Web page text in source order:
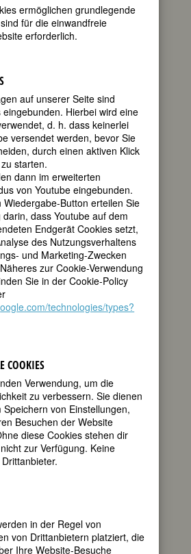
Wochen war in der
einem Stararchitekten
Namen habe ich
Zeit, noch in
Stararchitekten,
anderen. Den Namen
vergessen.
heutzutage nur noch
Warum musste die
immerhin eine Sendung,
will, diese beiden
so hochjubeln, als
Privatfernsehen und sähen
sucht den Superstar“?
über die Berufe nach,
mit dem Etikett „Star“
Da haben wir den
den Starverteidiger und
Starbässe und Starrichter
nicht. Auch keine
wohl aber Star-
den Köchen gibt es
aber die heißen
oder Starmaler?
Ziemlich willkürlich
Haufen, diese
mir.
gibt es auch nicht,
wir in der Sparte
Fußballstars, Filmstars,
und vor allem
Oktober wurde Liszts 200.
und immer wieder
Liszt sei ein echter
Käßmann sagten die
sie hätte Starqualitäten
ermöglichen grundlegende
für die einwandfreie
erforderlich.
auf unserer Seite sind
eingebunden. Hierbei wird eine
d. h. dass keinerlei
versendet werden, bevor Sie
durch einen aktiven Klick
starten.
dann im erweiterten
von Youtube eingebunden.
Wiedergabe-Button erteilen Sie
dass Youtube auf dem
Endgerät Cookies setzt,
des Nutzungsverhaltens
und Marketing-Zwecken
zur Cookie-Verwendung
Sie in der Cookie-Policy
technologies/types?
COOKIES
Verwendung, um die
zu verbessern. Sie dienen
von Einstellungen,
Besuchen der Website
diese Cookies stehen dir
zur Verfügung. Keine
in der Regel von
von Drittanbietern platziert, die
Ihre Website-Besuche